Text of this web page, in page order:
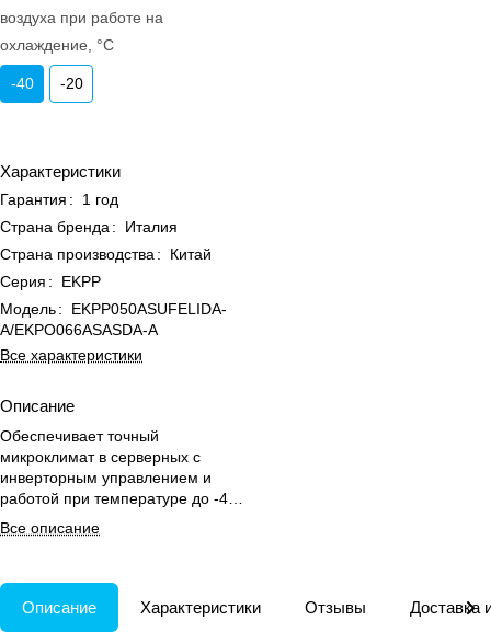
воздуха при работе на
охлаждение, °C
-40 -20
Характеристики
Гарантия :
1 год
Страна бренда :
Италия
Страна производства :
Китай
Серия :
EKPP
Модель:
EKPP050ASUFELIDA-
A/EKPO066ASASDA-A
Все характеристики
Описание
Обеспечивает точный
микроклимат в серверных с
инверторным управлением и
работой при температуре до -40
°C для стабильной работы
оборудования.
Все описание
Описание Характеристики Отзывы Доставка